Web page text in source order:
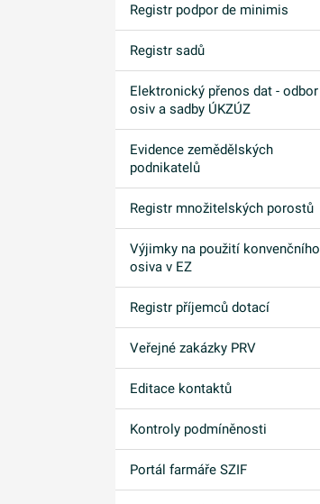
Registr podpor de minimis
Registr sadů
Elektronický přenos dat - odbor
osiv a sadby ÚKZÚZ
Evidence zemědělských
podnikatelů
Registr množitelských porostů
Výjimky na použití konvenčního
osiva v EZ
Registr příjemců dotací
Veřejné zakázky PRV
Editace kontaktů
Kontroly podmíněnosti
Portál farmáře SZIF